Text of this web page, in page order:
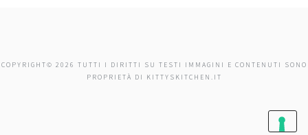
COPYRIGHT© 2026 TUTTI I DIRITTI SU TESTI IMMAGINI E CONTENUTI SONO
PROPRIETÀ DI KITTYSKITCHEN.IT